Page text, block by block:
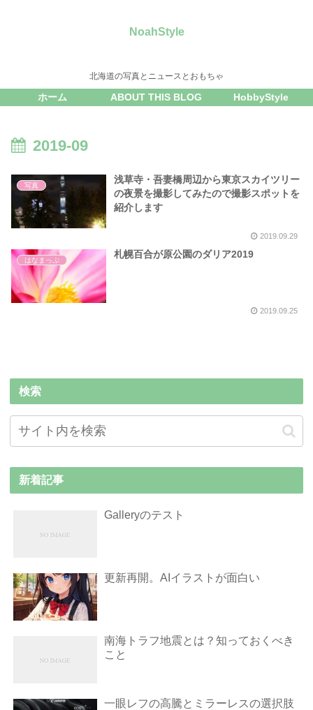
NoahStyle
北海道の写真とニュースとおもちゃ
ホーム ABOUT THIS BLOG HobbyStyle
2019-09
写真
浅草寺・吾妻橋周辺から東京スカイツリー
の夜景を撮影してみたので撮影スポットを
紹介します
2019.09.29
はなまっぷ
札幌百合が原公園のダリア2019
2019.09.25
検索
新着記事
Galleryのテスト
更新再開。AIイラストが面白い
南海トラフ地震とは？知っておくべき
こと
一眼レフの高騰とミラーレスの選択肢